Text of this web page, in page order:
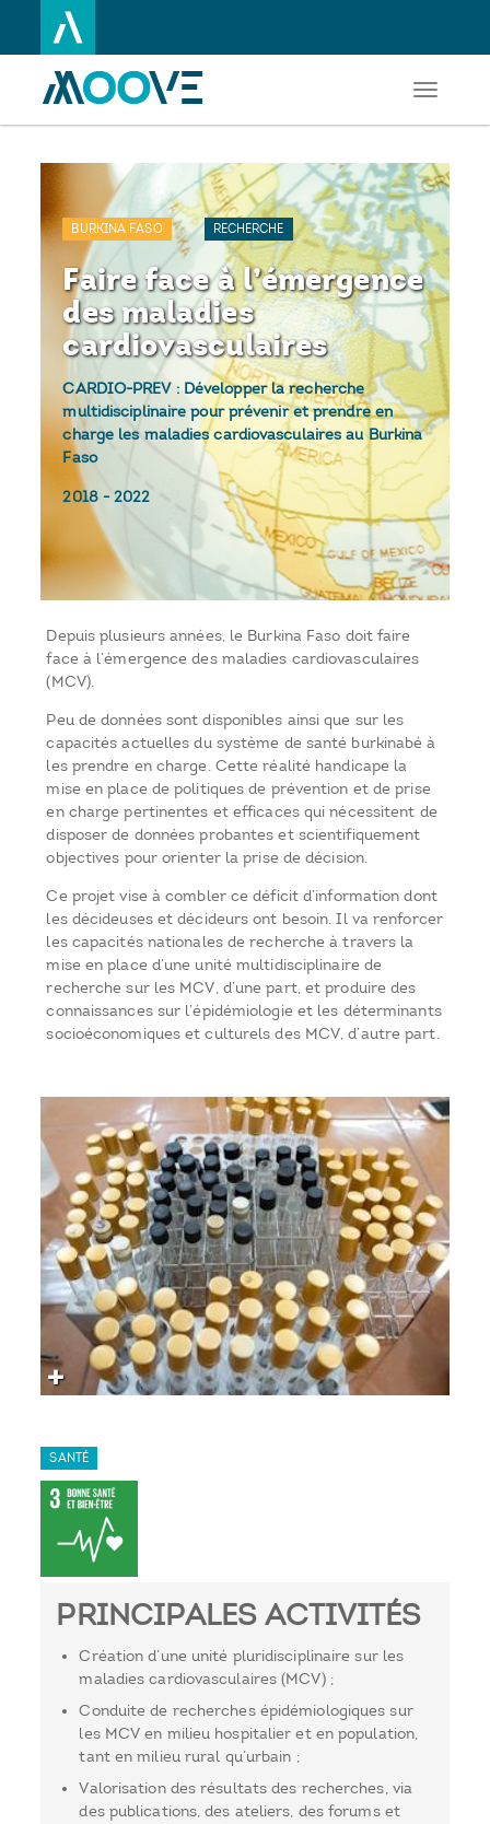
au
principal
Toggle
BURKINA FASO RECHERCHE
Faire face à l’émergence
des maladies
cardiovasculaires
CARDIO-PREV : Développer la recherche
multidisciplinaire pour prévenir et prendre en
charge les maladies cardiovasculaires au Burkina
Faso
2018-2022
Depuis plusieurs années, le Burkina Faso doit faire
face à l’émergence des maladies cardiovasculaires
(MCV).
Peu de données sont disponibles ainsi que sur les
capacités actuelles du système de santé burkinabé à
les prendre en charge. Cette réalité handicape la
mise en place de politiques de prévention et de prise
en charge pertinentes et efficaces qui nécessitent de
disposer de données probantes et scientifiquement
objectives pour orienter la prise de décision.
Ce projet vise à combler ce déficit d’information dont
les décideuses et décideurs ont besoin. Il va renforcer
les capacités nationales de recherche à travers la
mise en place d’une unité multidisciplinaire de
recherche sur les MCV, d’une part, et produire des
connaissances sur l’épidémiologie et les déterminants
socioéconomiques et culturels des MCV, d’autre part.
SANTÉ
PRINCIPALES ACTIVITÉS
Création d’une unité pluridisciplinaire sur les
maladies cardiovasculaires (MCV) ;
Conduite de recherches épidémiologiques sur
les MCV en milieu hospitalier et en population,
tant en milieu rural qu’urbain ;
Valorisation des résultats des recherches, via
des publications, des ateliers, des forums et